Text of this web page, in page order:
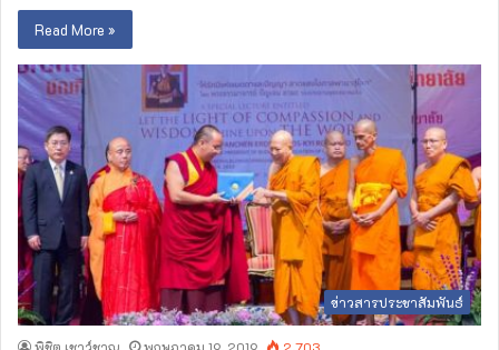
Read More »
ข่าวสารประชาสัมพันธ์